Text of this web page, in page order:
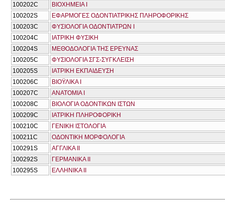
100202C
ΒΙΟΧΗΜΕΙΑ Ι
100202S
ΕΦΑΡΜΟΓΕΣ ΟΔΟΝΤΙΑΤΡΙΚΗΣ ΠΛΗΡΟΦΟΡΙΚΗΣ
100203C
ΦΥΣΙΟΛΟΓΙΑ ΟΔΟΝΤΙΑΤΡΩΝ Ι
100204C
ΙΑΤΡΙΚΗ ΦΥΣΙΚΗ
100204S
ΜΕΘΟΔΟΛΟΓΙΑ ΤΗΣ ΕΡΕΥΝΑΣ
100205C
ΦΥΣΙΟΛΟΓΙΑ ΣΓΣ-ΣΥΓΚΛΕΙΣΗ
100205S
ΙΑΤΡΙΚΗ ΕΚΠΑΙΔΕΥΣΗ
100206C
ΒΙΟΫΛΙΚΑ Ι
100207C
ΑΝΑΤΟΜΙΑ Ι
100208C
ΒΙΟΛΟΓΙΑ ΟΔOΝΤΙΚΩΝ ΙΣΤΩΝ
100209C
ΙΑΤΡΙΚΗ ΠΛΗΡΟΦΟΡΙΚΗ
100210C
ΓΕΝΙΚΗ ΙΣΤΟΛΟΓΙΑ
100211C
ΟΔΟΝΤΙΚΗ ΜΟΡΦΟΛΟΓΙΑ
100291S
ΑΓΓΛΙΚΑ ΙΙ
100292S
ΓΕΡΜΑΝΙΚΑ ΙΙ
100295S
ΕΛΛΗΝΙΚΑ ΙΙ